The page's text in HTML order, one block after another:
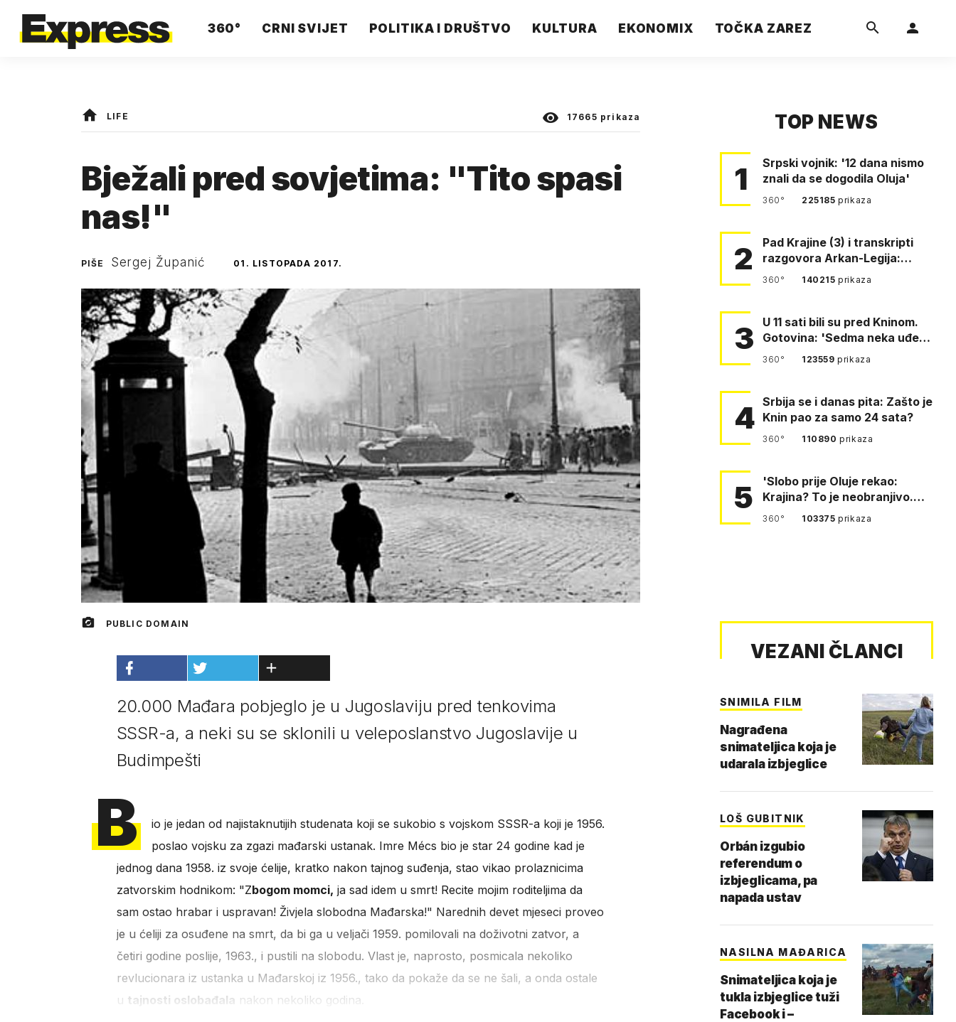
360° CRNI SVIJET POLITIKA I DRUŠTVO KULTURA EKONOMIX TOČKA ZAREZ
LIFE 17665 prikaza
Bježali pred sovjetima: "Tito spasi
nas!"
PIŠE Sergej Županić 01. LISTOPADA 2017.
PUBLIC DOMAIN
20.000 Mađara pobjeglo je u Jugoslaviju pred tenkovima
SSSR-a, a neki su se sklonili u veleposlanstvo Jugoslavije u
Budimpešti
B
io je jedan od najistaknutijih studenata koji se sukobio s vojskom SSSR-a koji je 1956.
poslao vojsku za zgazi mađarski ustanak. Imre Mécs bio je star 24 godine kad je
jednog dana 1958. iz svoje ćelije, kratko nakon tajnog suđenja, stao vikao prolaznicima
zatvorskim hodnikom: "Zbogom momci, ja sad idem u smrt! Recite mojim roditeljima da
sam ostao hrabar i uspravan! Živjela slobodna Mađarska!" Narednih devet mjeseci proveo
je u ćeliji za osuđene na smrt, da bi ga u veljači 1959. pomilovali na doživotni zatvor, a
četiri godine poslije, 1963., i pustili na slobodu. Vlast je, naprosto, posmicala nekoliko
revlucionara iz ustanka u Mađarskoj iz 1956., tako da pokaže da se ne šali, a onda ostale
u tajnosti oslobađala nakon nekoliko godina.
TOP NEWS
1
Srpski vojnik: '12 dana nismo
znali da se dogodila Oluja'
360° 225185prikaza
2
Pad Krajine (3) i transkripti
razgovora Arkan-Legija:
'Čujem, prelazite ustašam…
360° 140215prikaza
3
U 11 sati bili su pred Kninom.
Gotovina: 'Sedma neka uđe,
4. gardijska neka g…
360° 123559prikaza
4 Srbija se i danas pita: Zašto je
Knin pao za samo 24 sata?
360° 110890prikaza
5
'Slobo prije Oluje rekao:
Krajina? To je neobranjivo.
Tuđmana zvao Krivousti'
360° 103375prikaza
VEZANI ČLANCI
SNIMILA FILM
Nagrađena
snimateljica koja je
udarala izbjeglice
LOŠ GUBITNIK
Orbán izgubio
referendum o
izbjeglicama, pa
napada ustav
NASILNA MAĐARICA
Snimateljica koja je
tukla izbjeglice tuži
Facebook i –